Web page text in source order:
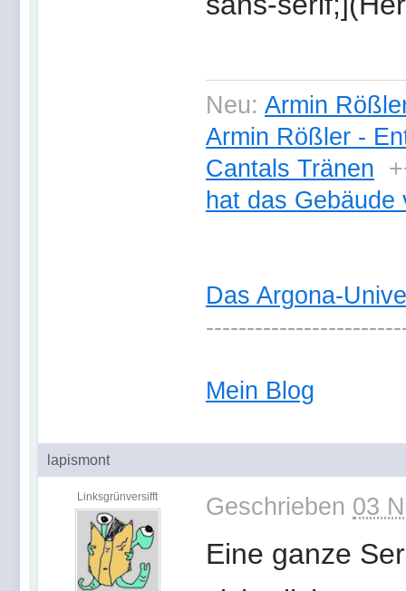
Neu: Armin
Armin Rößler -
Cantals Tränen
hat das Gebäude
Das Argona-
Mein Blog
lapismont
Linksgrünversifft Geschrieben 03
Eine ganze